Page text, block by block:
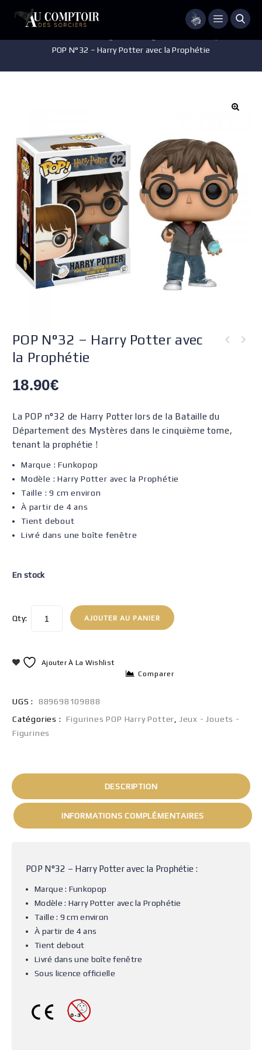
Menu
POP N°32 – Harry Potter avec la Prophétie
POP N°32 – Harry Potter avec
la Prophétie
18.90€
La POP n°32 de Harry Potter lors de la Bataille du
Département des Mystères dans le cinquième tome,
tenant la prophétie !
Marque : Funkopop
Modèle : Harry Potter avec la Prophétie
Taille : 9 cm environ
À partir de 4 ans
Tient debout
Livré dans une boîte fenêtre
En stock
Qty: AJOUTER AU PANIER
Ajouter À La Wishlist
Comparer
UGS :
889698109888
Catégories :
Figurines POP Harry Potter
Jeux - Jouets -
Figurines
DESCRIPTION
INFORMATIONS COMPLÉMENTAIRES
POP N°32 – Harry Potter avec la Prophétie :
Marque : Funkopop
Modèle : Harry Potter avec la Prophétie
Taille : 9 cm environ
À partir de 4 ans
Tient debout
Livré dans une boîte fenêtre
Sous licence officielle